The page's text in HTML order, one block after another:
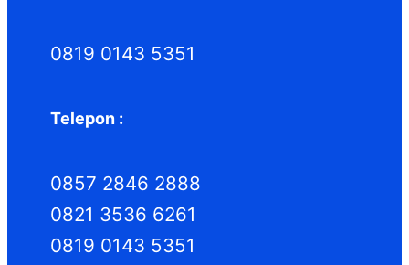
0819 0143 5351
Telepon :
0857 2846 2888
0821 3536 6261
0819 0143 5351